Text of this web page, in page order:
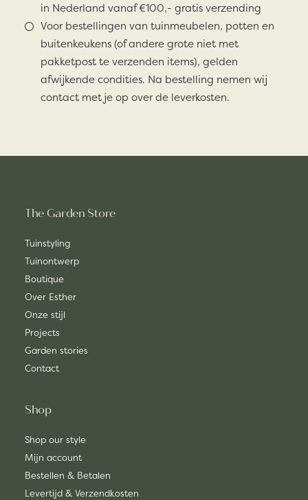
in Nederland vanaf €100,- gratis verzending
Voor bestellingen van tuinmeubelen, potten en
buitenkeukens (of andere grote niet met
pakketpost te verzenden items), gelden
afwijkende condities. Na bestelling nemen wij
contact met je op over de leverkosten.
The Garden Store
Tuinstyling
Tuinontwerp
Boutique
Over Esther
Onze stijl
Projects
Garden stories
Contact
Shop
Shop our style
Mijn account
Bestellen & Betalen
Levertijd & Verzendkosten